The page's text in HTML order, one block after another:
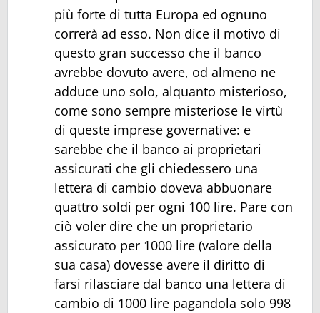
più forte di tutta Europa ed ognuno
correrà ad esso. Non dice il motivo di
questo gran successo che il banco
avrebbe dovuto avere, od almeno ne
adduce uno solo, alquanto misterioso,
come sono sempre misteriose le virtù
di queste imprese governative: e
sarebbe che il banco ai proprietari
assicurati che gli chiedessero una
lettera di cambio doveva abbuonare
quattro soldi per ogni 100 lire. Pare con
ciò voler dire che un proprietario
assicurato per 1000 lire (valore della
sua casa) dovesse avere il diritto di
farsi rilasciare dal banco una lettera di
cambio di 1000 lire pagandola solo 998